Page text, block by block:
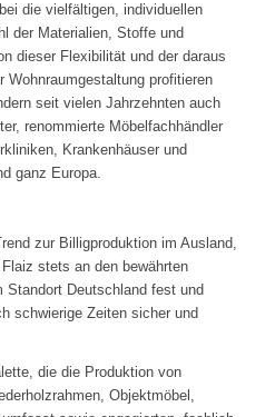
die vielfältigen, individuellen
der Materialien, Stoffe und
dieser Flexibilität und der daraus
Wohnraumgestaltung profitieren
seit vielen Jahrzehnten auch
renommierte Möbelfachhändler
Krankenhäuser und
ganz Europa.
zur Billigproduktion im Ausland,
stets an den bewährten
Standort Deutschland fest und
schwierige Zeiten sicher und
die die Produktion von
Objektmöbel,